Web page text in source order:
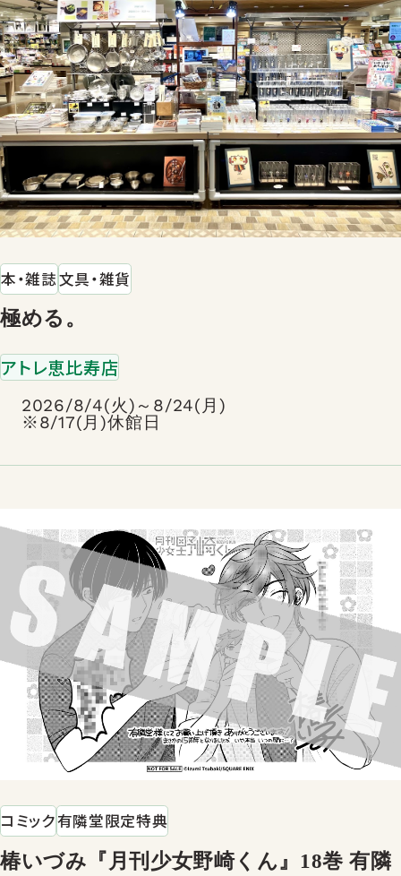
本・雑誌文具・雑貨
極める。
アトレ恵比寿店
2026/8/4(火)～8/24(月)
※8/17(月)休館日
コミック有隣堂限定特典
椿いづみ『月刊少女野崎くん』18巻 有隣